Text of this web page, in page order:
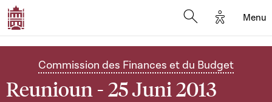
Options
Menu
Commission des Finances et du Budget
Reunioun - 25 Juni 2013